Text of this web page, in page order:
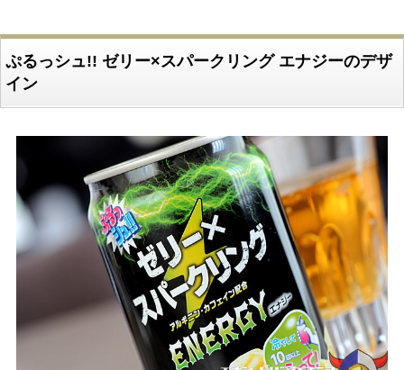
ぷるっシュ!! ゼリー×スパークリング エナジーのデザ
イン